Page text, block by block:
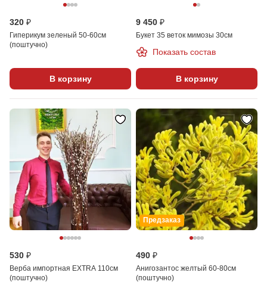
320 ₽
Гиперикум зеленый 50-60см
(поштучно)
В корзину
9 450 ₽
Букет 35 веток мимозы 30см
Показать состав
В корзину
530 ₽
Верба импортная EXTRA 110см
(поштучно)
Предзаказ
490 ₽
Анигозантос желтый 60-80см
(поштучно)